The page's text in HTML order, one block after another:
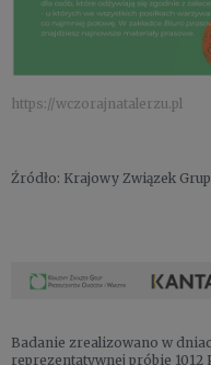
https://wczorajnatalerzu.pl
Źródło: Krajowy Związek
Badanie zrealizowano w
reprezentatywnej próbie 1012